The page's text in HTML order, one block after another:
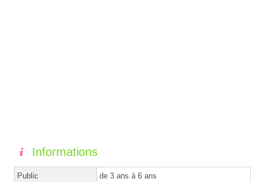
Informations
Public de 3 ans à 6 ans